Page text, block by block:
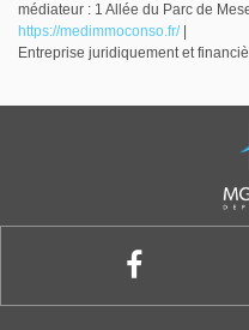
médiateur : 1 Allée du Parc de
https://medimmoconso.fr/|
Entreprise juridiquement et